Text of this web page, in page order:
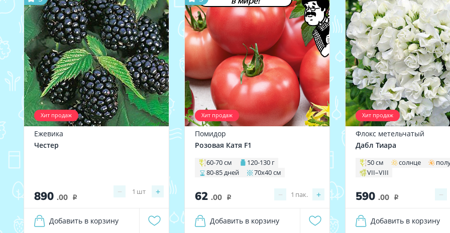
Хит продаж
Ежевика
Честер
890 .00 i
− +
1 шт
Добавить в корзину
Хит продаж
Помидор
Розовая Катя F1
60-70 см
120-130 г
80-85 дней
70х40 см
62 .00 i − +
1 пак.
Добавить в корзину
Хит продаж
Флокс метельчатый
Дабл Тиара
50 см солнце
VII–VIII
590 .00 i −
Добавить в корзину